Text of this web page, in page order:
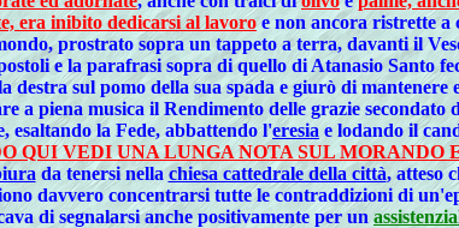
era inibito dedicarsi al lavoroe non ancora ristrette a
prostrato sopra un tappeto a terra, davanti il
e la parafrasi sopra di quello di Atanasio Santo
sul pomo della sua spada e giurò di
a piena musica il Rendimento delle grazie
esaltando la Fede, abbattendo l'eresiae lodando il
QUI VEDI UNA LUNGA NOTA SUL
da tenersi nellachiesa cattedrale della città, atteso
davvero concentrarsi tutte le contraddizioni di
di segnalarsi anche positivamente per un